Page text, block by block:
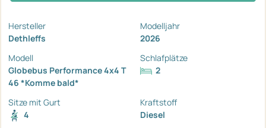
Hersteller
Dethleffs
Modelljahr
2026
Modell
Globebus Performance 4x4 T
46 *Komme bald*
Schlafplätze
2
Sitze mit Gurt
4
Kraftstoff
Diesel